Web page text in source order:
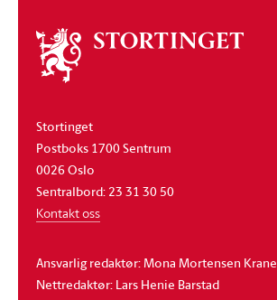
Om
stortinget
Stortinget
Postboks 1700 Sentrum
0026 Oslo
Sentralbord: 23 31 30 50
Kontakt oss
Ansvarlig redaktør: Mona Mortensen Krane
Nettredaktør: Lars Henie Barstad